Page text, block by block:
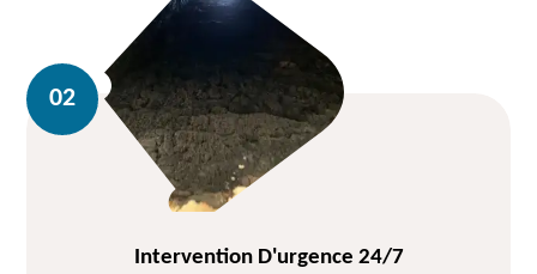
Intervention D'urgence 24/7